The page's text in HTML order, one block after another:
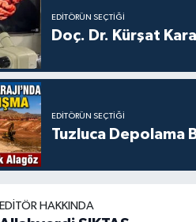
EDITÖRÜN SEÇTIĞI
Doç. Dr. Kürşat
EDITÖRÜN SEÇTIĞI
Tuzluca Depolama
EDITÖR HAKKINDA